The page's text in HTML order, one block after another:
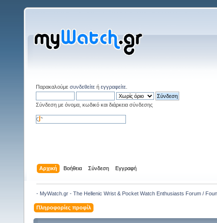
Παρακαλούμε συνδεθείτε ή εγγραφείτε
Σύνδεση με όνομα, κωδικό και διάρκεια σύνδεσης
Αρχική Βοήθεια Σύνδεση Εγγραφή
- MyWatch.gr - The Hellenic Wrist & Pocket Watch Enthusiasts Forum /
Πληροφορίες προφίλ